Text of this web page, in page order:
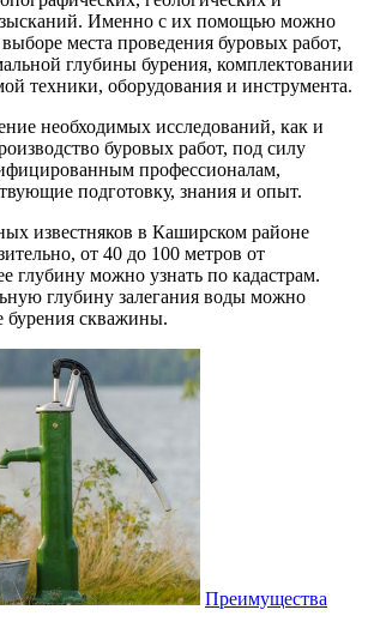
Именно с их помощью можно
места проведения буровых работ,
глубины бурения, комплектовании
техники, оборудования и инструмента.
необходимых исследований, как и
буровых работ, под силу
профессионалам,
подготовку, знания и опыт.
известняков в Каширском районе
от 40 до 100 метров от
глубину можно узнать по кадастрам.
глубину залегания воды можно
бурения скважины.
Преимущества